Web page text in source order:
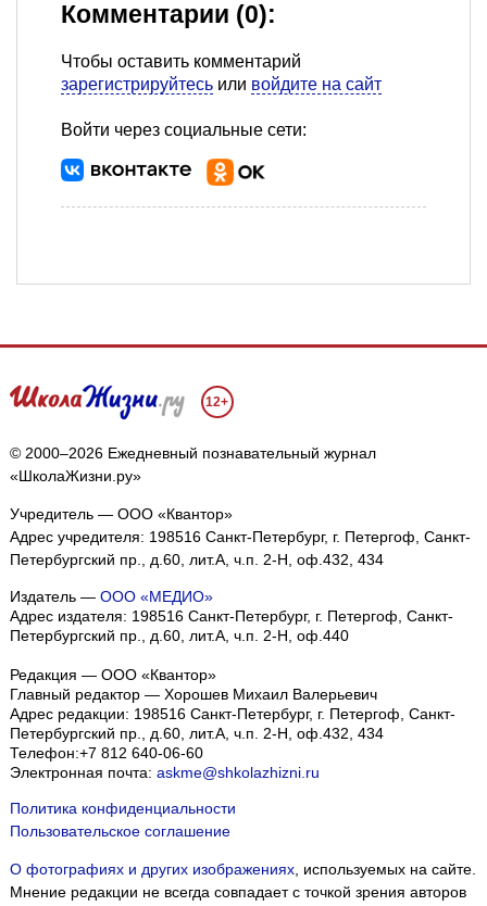
Комментарии (0):
Чтобы оставить комментарий
зарегистрируйтесь или войдите на сайт
Войти через социальные сети:
12+
© 2000–2026 Ежедневный познавательный журнал
«ШколаЖизни.ру»
Учредитель — ООО «Квантор»
Адрес учредителя: 198516 Санкт-Петербург, г. Петергоф, Санкт-
Петербургский пр., д.60, лит.А, ч.п. 2-Н, оф.432, 434
Издатель — ООО «МЕДИО»
Адрес издателя: 198516 Санкт-Петербург, г. Петергоф, Санкт-
Петербургский пр., д.60, лит.А, ч.п. 2-Н, оф.440
Редакция — ООО «Квантор»
Главный редактор — Хорошев Михаил Валерьевич
Адрес редакции: 198516 Санкт-Петербург, г. Петергоф, Санкт-
Петербургский пр., д.60, лит.А, ч.п. 2-Н, оф.432, 434
Телефон:+7 812 640-06-60
Электронная почта: askme@shkolazhizni.ru
Политика конфиденциальности
Пользовательское соглашение
О фотографиях и других изображениях, используемых на сайте.
Мнение редакции не всегда совпадает с точкой зрения авторов